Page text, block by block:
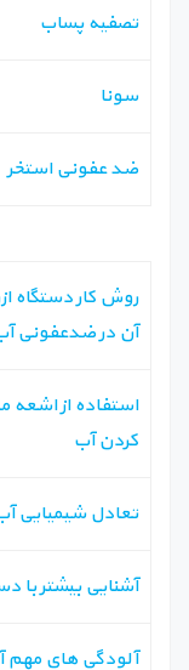
تصفیه پساب
سونا
ضد عفونی استخر
روش کار دستگاه
آن در ضدعفونی
استفاده از اشعه
کردن آب ‏
تعادل شیمیایی
آشنایی بیشتر با
آلودگی های مهم